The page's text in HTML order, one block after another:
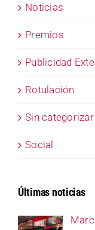
Noticias
Premios
Publicidad
Rotulación
Sin categorizar
Social
Últimas noticias